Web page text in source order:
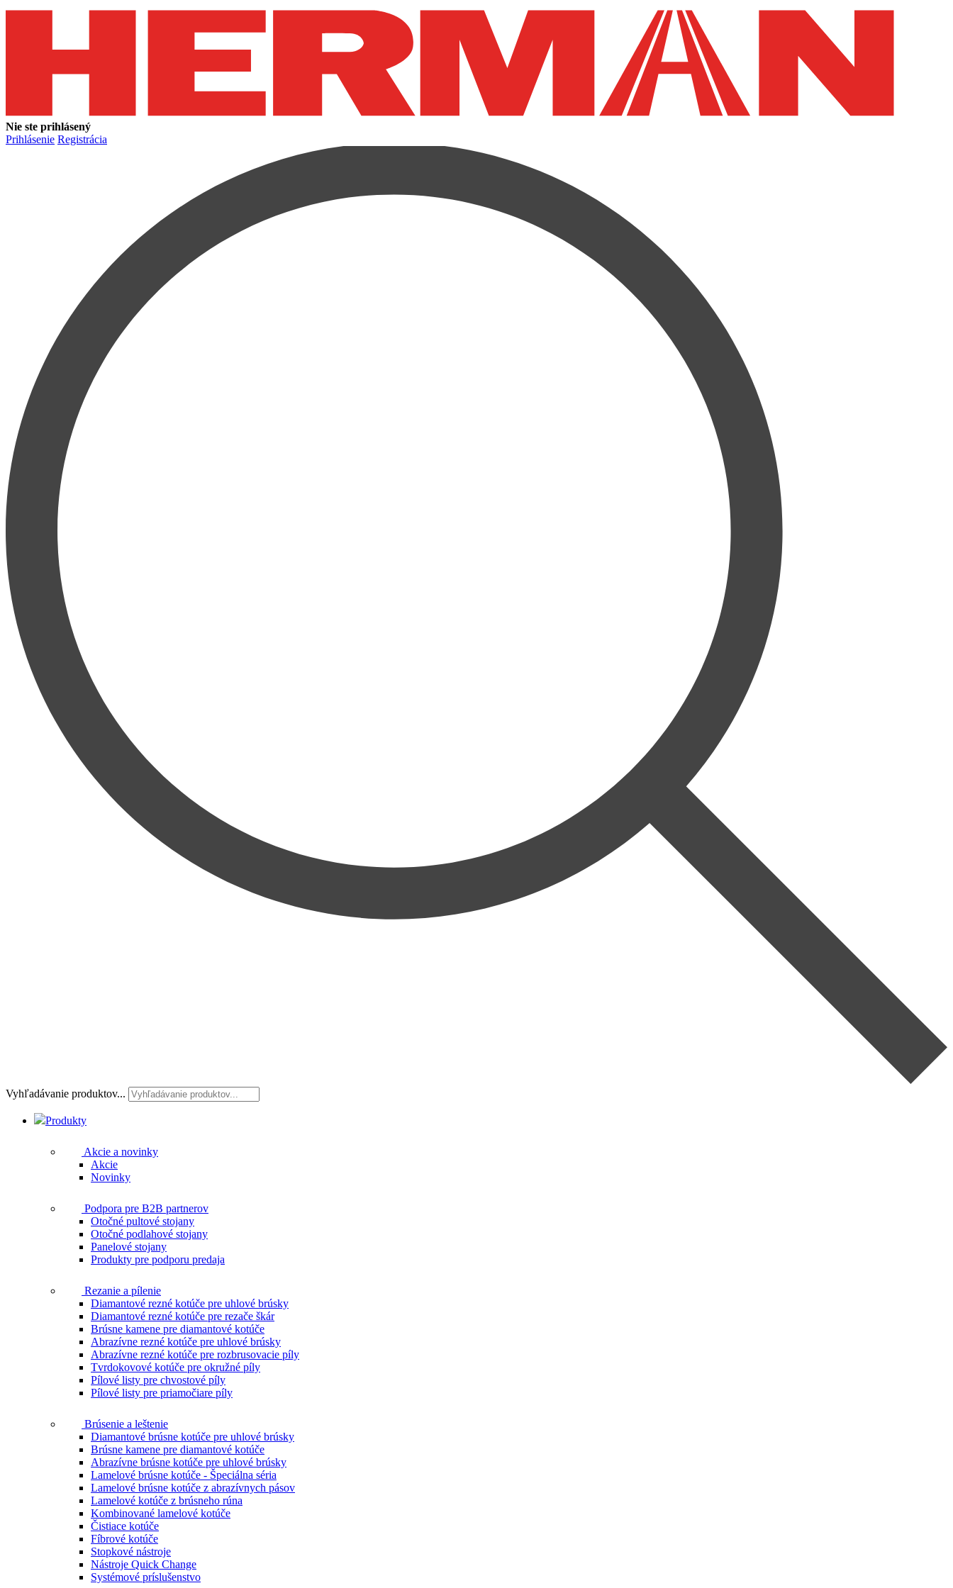
Nie ste prihlásený
Prihlásenie Registrácia
Vyhľadávanie produktov...
Produkty
Akcie a novinky
Akcie
Novinky
Podpora pre B2B partnerov
Otočné pultové stojany
Otočné podlahové stojany
Panelové stojany
Produkty pre podporu predaja
Rezanie a pílenie
Diamantové rezné kotúče pre uhlové brúsky
Diamantové rezné kotúče pre rezače škár
Brúsne kamene pre diamantové kotúče
Abrazívne rezné kotúče pre uhlové brúsky
Abrazívne rezné kotúče pre rozbrusovacie píly
Tvrdokovové kotúče pre okružné píly
Pílové listy pre chvostové píly
Pílové listy pre priamočiare píly
Brúsenie a leštenie
Diamantové brúsne kotúče pre uhlové brúsky
Brúsne kamene pre diamantové kotúče
Abrazívne brúsne kotúče pre uhlové brúsky
Lamelové brúsne kotúče - Špeciálna séria
Lamelové brúsne kotúče z abrazívnych pásov
Lamelové kotúče z brúsneho rúna
Kombinované lamelové kotúče
Čistiace kotúče
Fíbrové kotúče
Stopkové nástroje
Nástroje Quick Change
Systémové príslušenstvo